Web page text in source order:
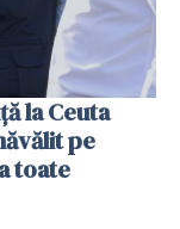
la Ceuta
pe
toate